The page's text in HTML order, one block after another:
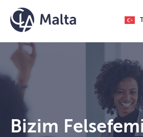
İçeriğe geç
Bizim